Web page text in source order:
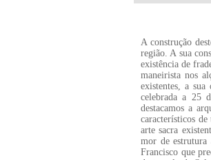
A construção
região. A sua
existência de
maneirista nos
existentes, a
celebrada a 25
destacamos a
característicos
arte sacra
mor de estrutura
Francisco que